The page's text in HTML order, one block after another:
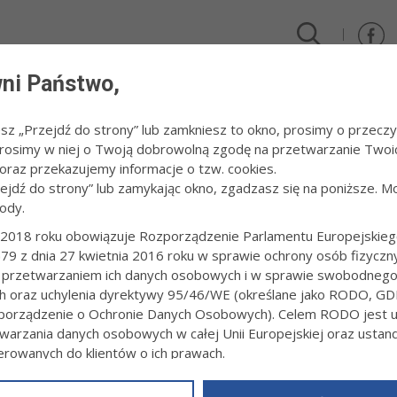
DOFINANSOWANE ZE ŚRODKÓW
AUTOSTRADY A4 (WĘZEŁ KRZYŻ) Z
2012 roku Gmina Miasta Tarnowa zakończyła realizację zadania pn.
autostrady A4” będącego jednocześnie IV etapem
połączenia autostrady A4 (węzeł Krzyż) z drogą
Państwo,
„Przejdź do strony” lub zamkniesz to okno, prosimy o
w niej o Twoją dobrowolną zgodę na przetwarzanie
przekazujemy informacje o tzw. cookies.
do strony” lub zamykając okno, zgadzasz się na poniższe.
roku obowiązuje Rozporządzenie Parlamentu
z dnia 27 kwietnia 2016 roku w sprawie ochrony osób
ich danych osobowych i w sprawie
oraz uchylenia dyrektywy 95/46/WE (określane jako RODO,
o Ochronie Danych Osobowych). Celem RODO jest
danych osobowych w całej Unii Europejskiej oraz
do klientów o ich prawach.
powyższym, w zakładceRODOna stroniehttps://